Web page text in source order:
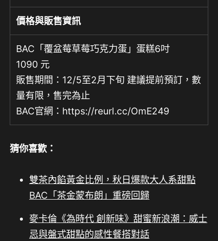
價格與販售資訊
BAC「覆盆莓草莓巧克力蛋」蛋糕6吋
1090 元
販售期間：12/5至2月下旬 建議提前預訂，數
量有限，售完為止
BAC官網： https://reurl.cc/OmE249
猜你喜歡：
雙茶內餡黃金比例，秋日爆款大人系甜點
BAC「茶金蒙布朗」重磅回歸
麥卡倫《為時代 創新味》甜蜜新浪潮：威士
忌與盤式甜點的感性餐搭對話